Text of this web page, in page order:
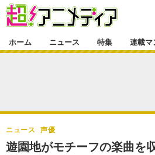
ゲーム・アプリ
特集一覧
連載マンガ
連載マンガ一覧
番組・動画
ホーム ニュース 特集 連載マ
遊園地がモチーフの楽曲を
ニュース 声優